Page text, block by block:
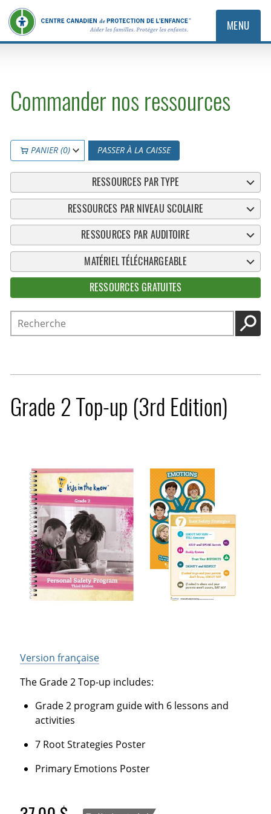
MENU
Commander nos ressources
PANIER (0) PASSER À LA CAISSE
RESSOURCES PAR TYPE
RESSOURCES PAR NIVEAU SCOLAIRE
RESSOURCES PAR AUDITOIRE
MATÉRIEL TÉLÉCHARGEABLE
RESSOURCES GRATUITES
Recherche
Grade 2 Top-up (3rd Edition)
Version française
The Grade 2 Top-up includes:
Grade 2 program guide with 6 lessons and
activities
7 Root Strategies Poster
Primary Emotions Poster